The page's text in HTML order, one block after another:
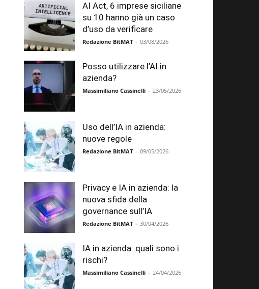
AI Act, 6 imprese siciliane
su 10 hanno già un caso
d’uso da verificare
Redazione BitMAT - 03/08/2026
Posso utilizzare l’AI in
azienda?
Massimiliano Cassinelli - 23/05/2026
Uso dell’IA in azienda:
nuove regole
Redazione BitMAT - 09/05/2026
Privacy e IA in azienda: la
nuova sfida della
governance sull’IA
Redazione BitMAT - 30/04/2026
IA in azienda: quali sono i
rischi?
Massimiliano Cassinelli - 24/04/2026